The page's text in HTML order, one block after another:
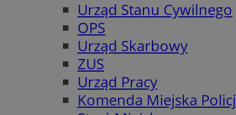
Urząd Stanu Cywilnego
OPS
Urząd Skarbowy
ZUS
Urząd Pracy
Komenda Miejska